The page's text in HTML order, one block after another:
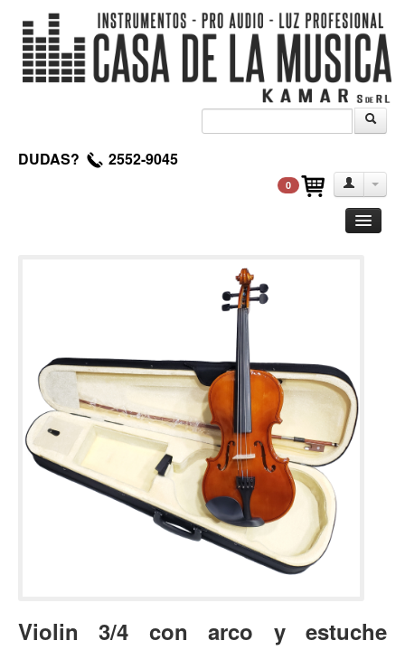
DUDAS? 2552-9045
0
Amplificadores
Pedales de efectos
Estuches y fundas
Fajas y colgantes
Accesorios
Amplificadores
Violin 3/4 con arco y estuche